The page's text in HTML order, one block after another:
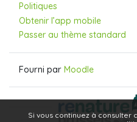
Si vous continuez à consulter
Politiques
Obtenir l’app mobile
Passer au thème standard
Fourni par Moodle